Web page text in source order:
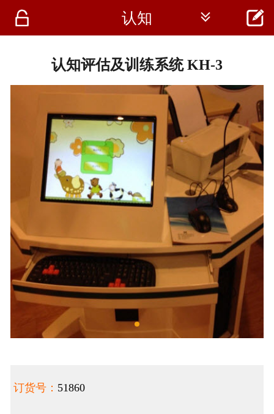
 首页
医疗资讯
 认知  
认知评估及训练系统 KH-3
订货号： 51860